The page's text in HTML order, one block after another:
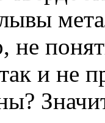
не
и не